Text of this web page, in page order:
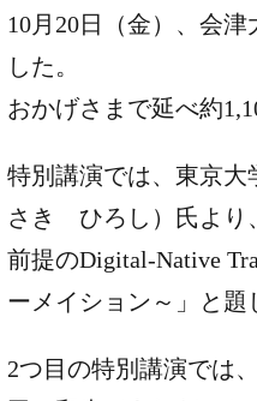
10月20日（金）、会
した。
おかげさまで延べ約
特別講演では、東京
さき ひろし） 氏より
前提のDigital-Native
ーメイション～」と
2つ目の特別講演で